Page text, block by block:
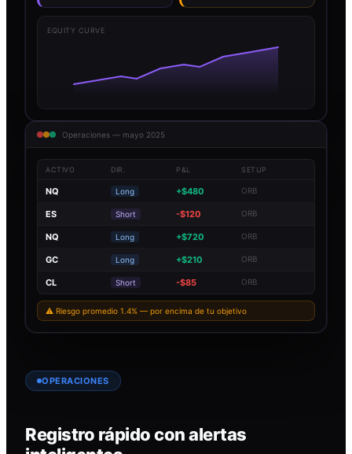
EQUITY CURVE
Operaciones — mayo 2025
ACTIVO DIR. P&L SETUP
NQ Long +$480 ORB
ES Short -$120 ORB
NQ Long +$720 ORB
GC Long +$210 ORB
CL Short -$85 ORB
⚠ Riesgo promedio 1.4% — por encima de tu objetivo
OPERACIONES
Registro rápido con alertas